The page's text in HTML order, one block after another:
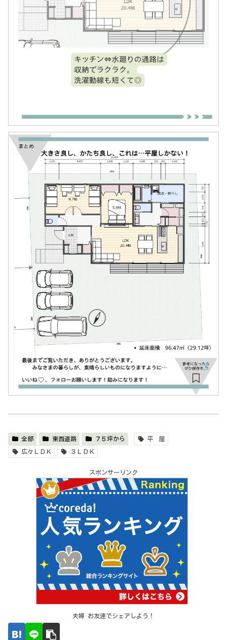
全部 東西道路 ７５坪から 平 屋
広々ＬＤＫ ３ＬＤＫ
スポンサーリンク
夫婦 お友達でシェアしよう！